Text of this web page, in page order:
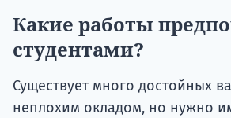
Какие работы
студентами?
Существует много достойных
неплохим окладом, но нужно